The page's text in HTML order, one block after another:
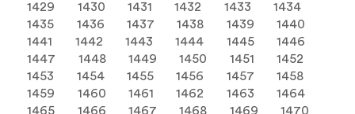
1429
1430 1431 1432 1433
1434
1435
1436 1437 1438 1439
1440
1441
1442 1443 1444 1445
1446
1447
1448 1449 1450 1451
1452
1453
1454 1455 1456 1457
1458
1459
1460 1461 1462 1463
1464
1465
1466 1467 1468 1469
1470